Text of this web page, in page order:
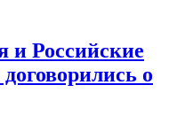
и Российские
о